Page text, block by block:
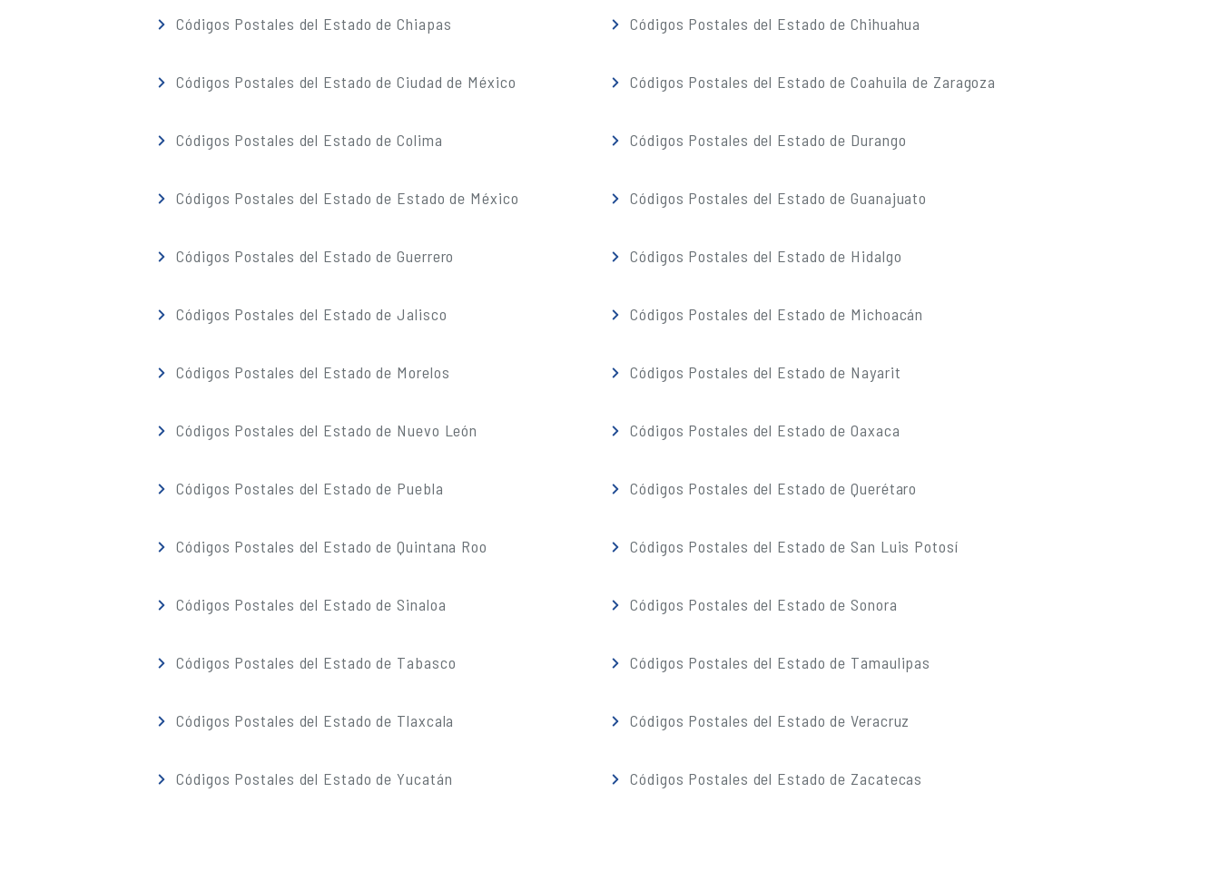
Códigos Postales del Estado de Chiapas Códigos Postales del Estado de Chihuahua
Códigos Postales del Estado de Ciudad de México Códigos Postales del Estado de Coahuila de Zaragoza
Códigos Postales del Estado de Colima Códigos Postales del Estado de Durango
Códigos Postales del Estado de Estado de México Códigos Postales del Estado de Guanajuato
Códigos Postales del Estado de Guerrero Códigos Postales del Estado de Hidalgo
Códigos Postales del Estado de Jalisco Códigos Postales del Estado de Michoacán
Códigos Postales del Estado de Morelos Códigos Postales del Estado de Nayarit
Códigos Postales del Estado de Nuevo León Códigos Postales del Estado de Oaxaca
Códigos Postales del Estado de Puebla Códigos Postales del Estado de Querétaro
Códigos Postales del Estado de Quintana Roo Códigos Postales del Estado de San Luis Potosí
Códigos Postales del Estado de Sinaloa Códigos Postales del Estado de Sonora
Códigos Postales del Estado de Tabasco Códigos Postales del Estado de Tamaulipas
Códigos Postales del Estado de Tlaxcala Códigos Postales del Estado de Veracruz
Códigos Postales del Estado de Yucatán Códigos Postales del Estado de Zacatecas